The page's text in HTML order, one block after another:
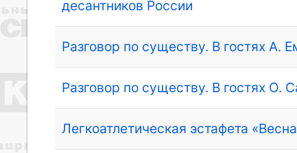
десантников России
Разговор по существу. В гостях А.
Разговор по существу. В гостях О.
Легкоатлетическая эстафета